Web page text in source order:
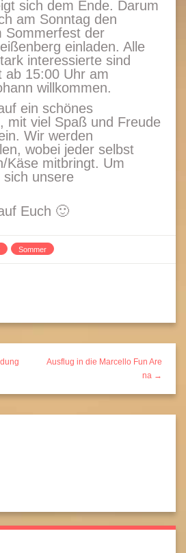
sich dem Ende. Darum
am Sonntag den
Sommerfest der
einladen. Alle
interessierte sind
ab 15:00 Uhr am
willkommen.
ein schönes
mit viel Spaß und Freude
Wir werden
wobei jeder selbst
Käse mitbringt. Um
unsere
Euch 🙂
Sommer
Ausflug in die Marcello Fun Are
na →